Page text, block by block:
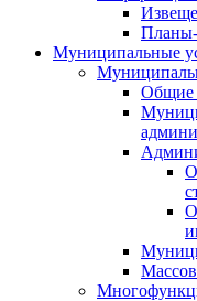
Планы-
Муниципальные
Общие